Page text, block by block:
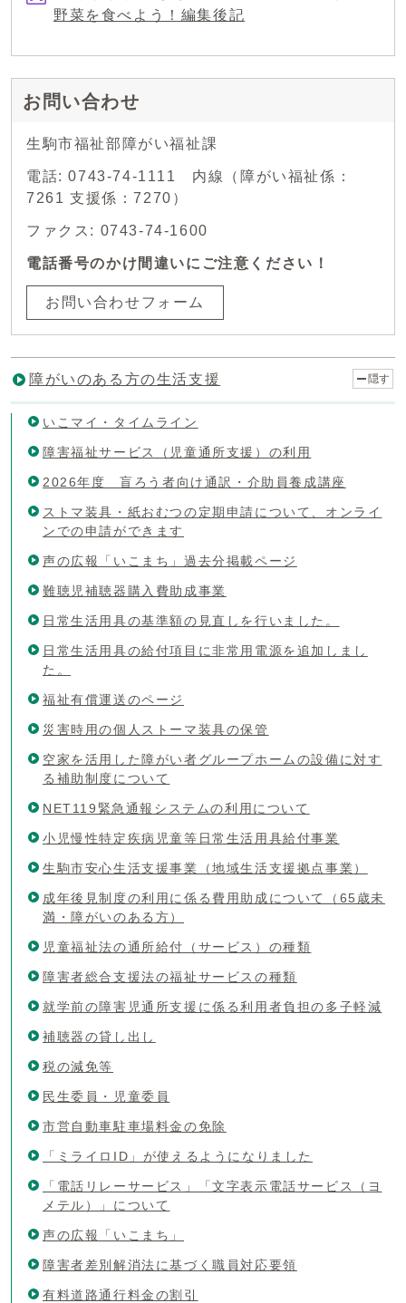
野菜を食べよう！編集後記
お問い合わせ
生駒市福祉部障がい福祉課
電話: 0743-74-1111 内線（障がい福祉係：
7261 支援係：7270）
ファクス: 0743-74-1600
電話番号のかけ間違いにご注意ください！
お問い合わせフォーム
障がいのある方の生活支援 隠す
いこマイ・タイムライン
障害福祉サービス（児童通所支援）の利用
2026年度 盲ろう者向け通訳・介助員養成講座
ストマ装具・紙おむつの定期申請について、オンライ
ンでの申請ができます
声の広報「いこまち」過去分掲載ページ
難聴児補聴器購入費助成事業
日常生活用具の基準額の見直しを行いました。
日常生活用具の給付項目に非常用電源を追加しまし
た。
福祉有償運送のページ
災害時用の個人ストーマ装具の保管
空家を活用した障がい者グループホームの設備に対す
る補助制度について
NET119緊急通報システムの利用について
小児慢性特定疾病児童等日常生活用具給付事業
生駒市安心生活支援事業（地域生活支援拠点事業）
成年後見制度の利用に係る費用助成について（65歳未
満・障がいのある方）
児童福祉法の通所給付（サービス）の種類
障害者総合支援法の福祉サービスの種類
就学前の障害児通所支援に係る利用者負担の多子軽減
補聴器の貸し出し
税の減免等
民生委員・児童委員
市営自動車駐車場料金の免除
「ミライロID」が使えるようになりました
「電話リレーサービス」「文字表示電話サービス（ヨ
メテル）」について
声の広報「いこまち」
障害者差別解消法に基づく職員対応要領
有料道路通行料金の割引